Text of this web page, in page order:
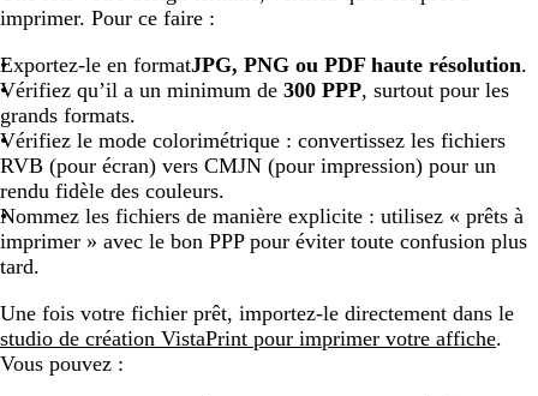
imprimer. Pour ce faire :
Exportez-le en formatJPG, PNG ou PDF haute résolution.
Vérifiez qu’il a un minimum de 300 PPP, surtout pour les
grands formats.
Vérifiez le mode colorimétrique : convertissez les fichiers
RVB (pour écran) vers CMJN (pour impression) pour un
rendu fidèle des couleurs.
Nommez les fichiers de manière explicite : utilisez « prêts à
imprimer » avec le bon PPP pour éviter toute confusion plus
tard.
Une fois votre fichier prêt, importez-le directement dans le
studio de création VistaPrint pour imprimer votre affiche.
Vous pouvez :